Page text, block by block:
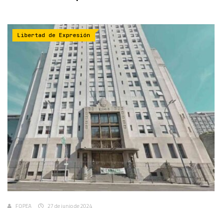
Libertad de Expresión
FOPEA 27 de junio de 2024